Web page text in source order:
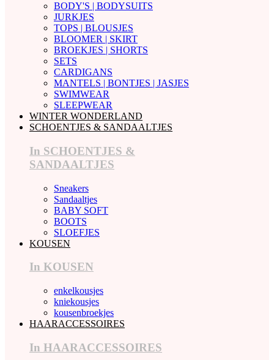
BODY'S | BODYSUITS
JURKJES
TOPS | BLOUSJES
BLOOMER | SKIRT
BROEKJES | SHORTS
SETS
CARDIGANS
MANTELS | BONTJES | JASJES
SWIMWEAR
SLEEPWEAR
WINTER WONDERLAND
SCHOENTJES & SANDAALTJES
In SCHOENTJES &
SANDAALTJES
Sneakers
Sandaaltjes
BABY SOFT
BOOTS
SLOEFJES
KOUSEN
In KOUSEN
enkelkousjes
kniekousjes
kousenbroekjes
HAARACCESSOIRES
In HAARACCESSOIRES